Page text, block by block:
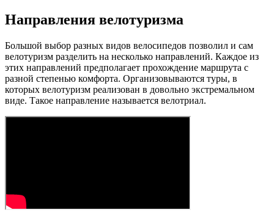
Направления велотуризма
Большой выбор разных видов велосипедов позволил и сам
велотуризм разделить на несколько направлений. Каждое из
этих направлений предполагает прохождение маршрута с
разной степенью комфорта. Организовываются туры, в
которых велотуризм реализован в довольно экстремальном
виде. Такое направление называется велотриал.